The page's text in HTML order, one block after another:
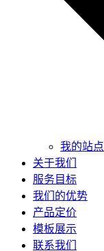
我的站点
关于我们
服务目标
我们的优势
产品定价
模板展示
联系我们